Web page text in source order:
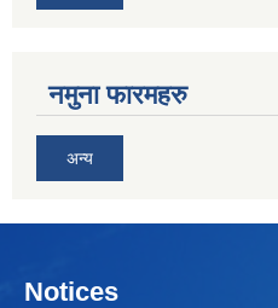
नमुना फारमहरु
अन्य
Notices